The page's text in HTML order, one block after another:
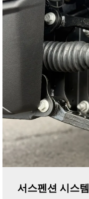
서스펜션 시스템